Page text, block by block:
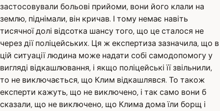
застосовували больові прийоми, вони його клали на
землю, піднімали, він кричав. І тому немає навіть
тисячної долі відсотка шансу того, що це сталося не
через дії поліцейських. Ця ж експертиза зазначила, що в
цій ситуації людина може надати собі самодопомогу у
вигляді відкашлювання, і якщо поліцейські її звільнили,
то не виключається, що Клим відкашлявся. То також
експерти кажуть, що не виключено, і так само вони б
сказали, що не виключено, що Клима дома їли борщ і